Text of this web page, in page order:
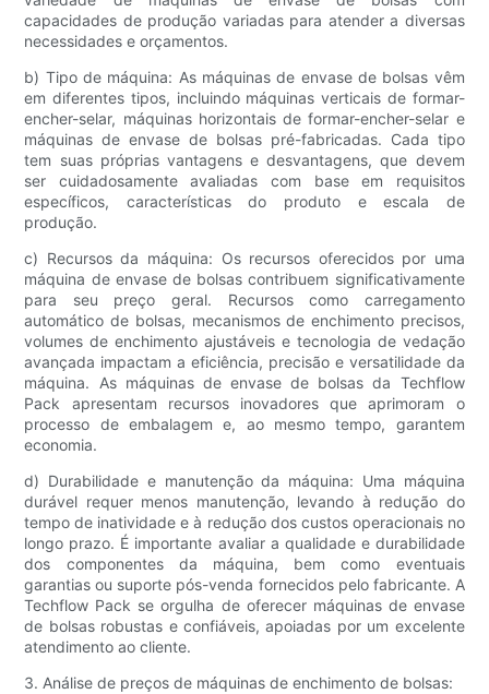
capacidades de produção variadas para atender a diversas
necessidades e orçamentos.
b) Tipo de máquina: As máquinas de envase de bolsas vêm
em diferentes tipos, incluindo máquinas verticais de formar-
encher-selar, máquinas horizontais de formar-encher-selar e
máquinas de envase de bolsas pré-fabricadas. Cada tipo
tem suas próprias vantagens e desvantagens, que devem
ser cuidadosamente avaliadas com base em requisitos
específicos, características do produto e escala de
produção.
c) Recursos da máquina: Os recursos oferecidos por uma
máquina de envase de bolsas contribuem significativamente
para seu preço geral. Recursos como carregamento
automático de bolsas, mecanismos de enchimento precisos,
volumes de enchimento ajustáveis ​​e tecnologia de vedação
avançada impactam a eficiência, precisão e versatilidade da
máquina. As máquinas de envase de bolsas da Techflow
Pack apresentam recursos inovadores que aprimoram o
processo de embalagem e, ao mesmo tempo, garantem
economia.
d) Durabilidade e manutenção da máquina: Uma máquina
durável requer menos manutenção, levando à redução do
tempo de inatividade e à redução dos custos operacionais no
longo prazo. É importante avaliar a qualidade e durabilidade
dos componentes da máquina, bem como eventuais
garantias ou suporte pós-venda fornecidos pelo fabricante. A
Techflow Pack se orgulha de oferecer máquinas de envase
de bolsas robustas e confiáveis, apoiadas por um excelente
atendimento ao cliente.
3. Análise de preços de máquinas de enchimento de bolsas: